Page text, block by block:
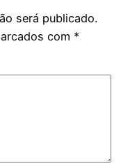
será publicado.
com *